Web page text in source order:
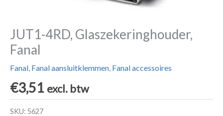
JUT1-4RD, Glaszekeringhouder,
Fanal
Fanal, Fanal aansluitklemmen, Fanal accessoires
€3,51 excl. btw
SKU: 5627